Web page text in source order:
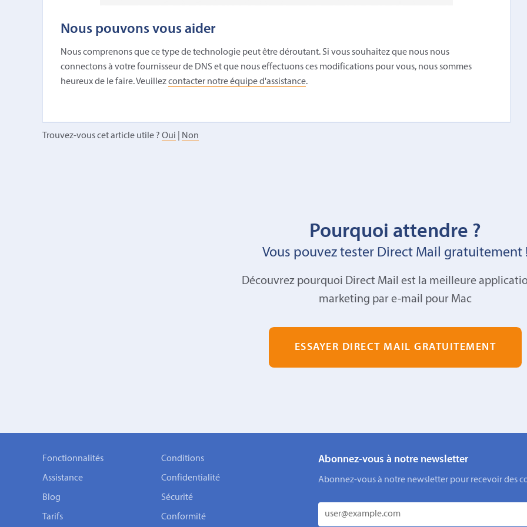
Nous pouvons vous aider
Nous comprenons que ce type de technologie peut être déroutant. Si vous souhaitez que nous nous
connectons à votre fournisseur de DNS et que nous effectuons ces modifications pour vous, nous sommes
heureux de le faire. Veuillezcontacter notre équipe d'assistance.
Trouvez-vous cet article utile ? Oui Non
Pourquoi attendre ?
Vous pouvez tester Direct Mail gratuitement
Découvrez pourquoi Direct Mail est la meilleure
marketing par e-mail pour Mac
ESSAYER DIRECT MAIL GRATUITEMENT
Fonctionnalités
Assistance
Blog
Tarifs
Conditions
Confidentialité
Sécurité
Conformité
Abonnez-vous à notre newsletter
Abonnez-vous à notre newsletter pour recevoir des